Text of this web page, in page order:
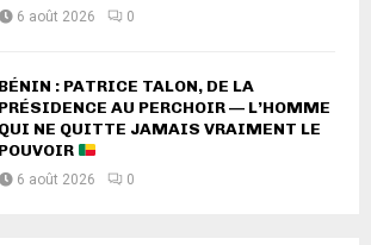
6 août 2026 0
BÉNIN : PATRICE TALON, DE LA
PRÉSIDENCE AU PERCHOIR — L’HOMME
QUI NE QUITTE JAMAIS VRAIMENT LE
POUVOIR
6 août 2026 0